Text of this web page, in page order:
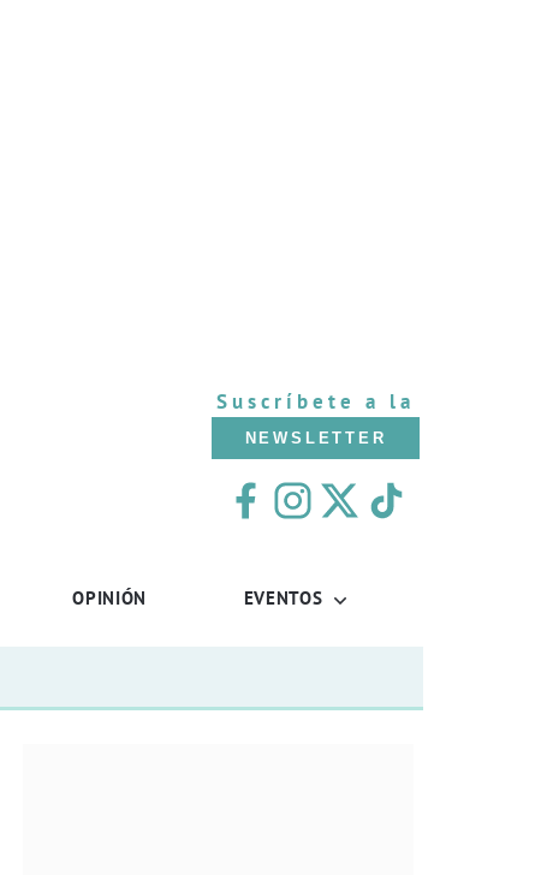
Suscríbete a la
NEWSLETTER
OPINIÓN EVENTOS